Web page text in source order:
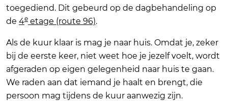
toegediend. Dit gebeurd op de dagbehandeling op
de 4e etage (route 96).
Als de kuur klaar is mag je naar huis. Omdat je, zeker
bij de eerste keer, niet weet hoe je jezelf voelt, wordt
afgeraden op eigen gelegenheid naar huis te gaan.
We raden aan dat iemand je haalt en brengt, die
persoon mag tijdens de kuur aanwezig zijn.